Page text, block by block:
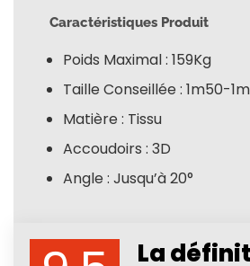
Caractéristiques Produit
Poids Maximal : 159Kg
Taille Conseillée : 1m50-
Matière : Tissu
Accoudoirs : 3D
Angle : Jusqu’à 20°
La